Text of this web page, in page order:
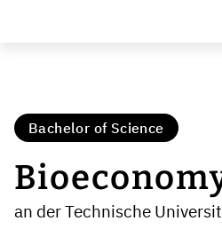
Bachelor of Science
an der Technische